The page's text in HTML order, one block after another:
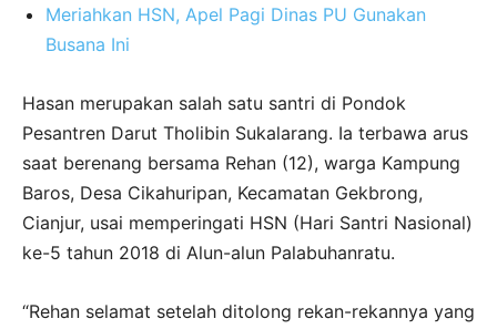
Meriahkan HSN, Apel Pagi Dinas PU Gunakan
Busana Ini
Hasan merupakan salah satu santri di Pondok
Pesantren Darut Tholibin Sukalarang. Ia terbawa arus
saat berenang bersama Rehan (12), warga Kampung
Baros, Desa Cikahuripan, Kecamatan Gekbrong,
Cianjur, usai memperingati HSN (Hari Santri Nasional)
ke-5 tahun 2018 di Alun-alun Palabuhanratu.
“Rehan selamat setelah ditolong rekan-rekannya yang